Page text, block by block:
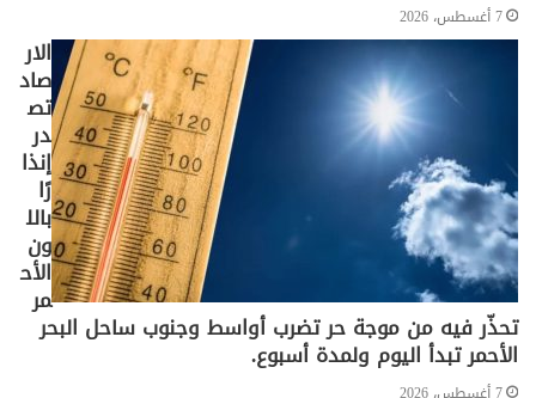
7 أغسطس، 2026
الار
صاد
تص
در
إنذا
رًا
بالل
ون
الأح
مر
تحذّر فيه من موجة حر تضرب أواسط وجنوب ساحل البحر
الأحمر تبدأ اليوم ولمدة أسبوع.